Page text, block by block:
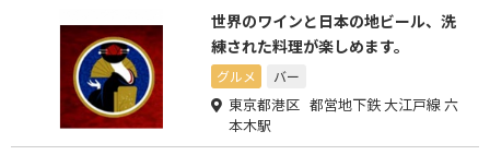
世界のワインと日本の地ビール、洗
練された料理が楽しめます。
グルメ バー
東京都港区 都営地下鉄 大江戸線 六
本木駅